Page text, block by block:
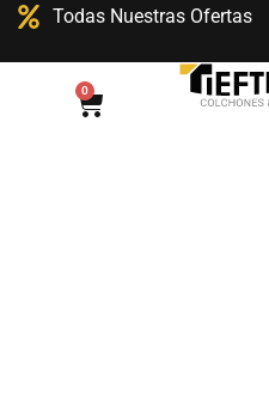
Todas Nuestras Ofertas
0